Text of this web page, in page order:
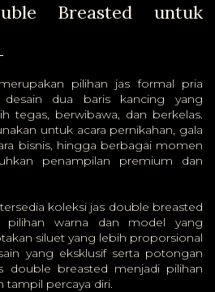
Breasted untuk
pilihan jas formal pria
dua baris kancing yang
tegas, berwibawa, dan berkelas.
untuk acara pernikahan, gala
bisnis, hingga berbagai momen
penampilan premium dan
koleksi jas double breasted
pilihan warna dan model yang
siluet yang lebih proporsional
yang eksklusif serta potongan
double breasted menjadi pilihan
tampil percaya diri.